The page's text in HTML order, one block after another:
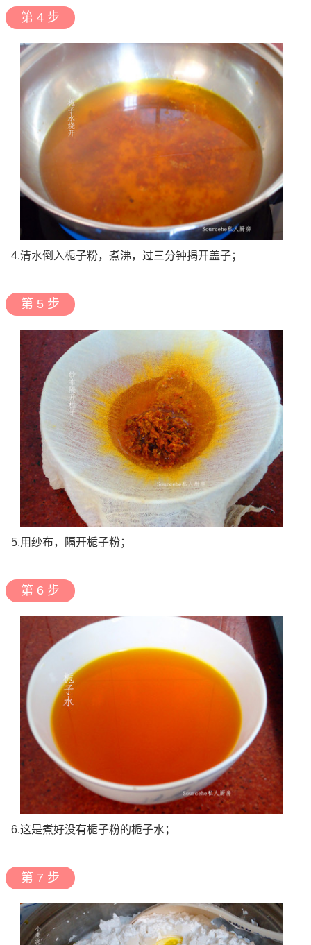
第 4 步
4.清水倒入栀子粉，煮沸，过三分钟揭开盖子；
第 5 步
5.用纱布，隔开栀子粉；
第 6 步
6.这是煮好没有栀子粉的栀子水；
第 7 步